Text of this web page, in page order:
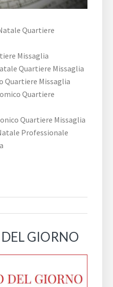
Quartiere
Missaglia
Quartiere Missaglia
Quartiere Missaglia
Quartiere
Quartiere Missaglia
Professionale
GIORNO